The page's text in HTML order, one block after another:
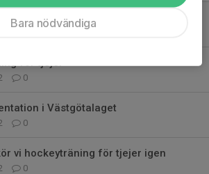
tors 29/12 och fre 6/1
för tjejer
0
i Västgötalaget
0
vi hockeyträning för tjejer igen
0
Bara nödvändiga